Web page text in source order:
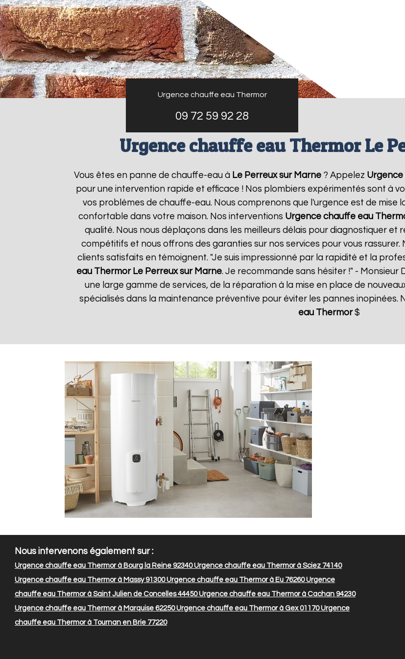
Urgence chauffe eau Thermor
09 72 59 92 28
Urgence chauffe eau Thermor Le
Vous êtes en panne de chauffe-eau à Le Perreux sur Marne? Appelez
pour une intervention rapide et efficace ! Nos plombiers expérimentés sont à
vos problèmes de chauffe-eau. Nous comprenons que l'urgence est de mise
confortable dans votre maison. Nos interventions Urgence chauffe eau
qualité. Nous nous déplaçons dans les meilleurs délais pour diagnostiquer
compétitifs et nous offrons des garanties sur nos services pour vous rassurer.
clients satisfaits en témoignent. "Je suis impressionné par la rapidité et la
eau Thermor Le Perreux sur Marne. Je recommande sans hésiter !" - Monsieur
une large gamme de services, de la réparation à la mise en place de
spécialisés dans la maintenance préventive pour éviter les pannes inopinées.
eau Thermor$
Nous intervenons également sur :
Urgence chauffe eau Thermor à Bourg la Reine 92340Urgence chauffe eau Thermor à Sciez 74140
Urgence chauffe eau Thermor à Massy 91300Urgence chauffe eau Thermor à Eu 76260Urgence
chauffe eau Thermor à Saint Julien de Concelles 44450Urgence chauffe eau Thermor à Cachan 94230
Urgence chauffe eau Thermor à Marquise 62250Urgence chauffe eau Thermor à Gex 01170Urgence
chauffe eau Thermor à Tournan en Brie 77220